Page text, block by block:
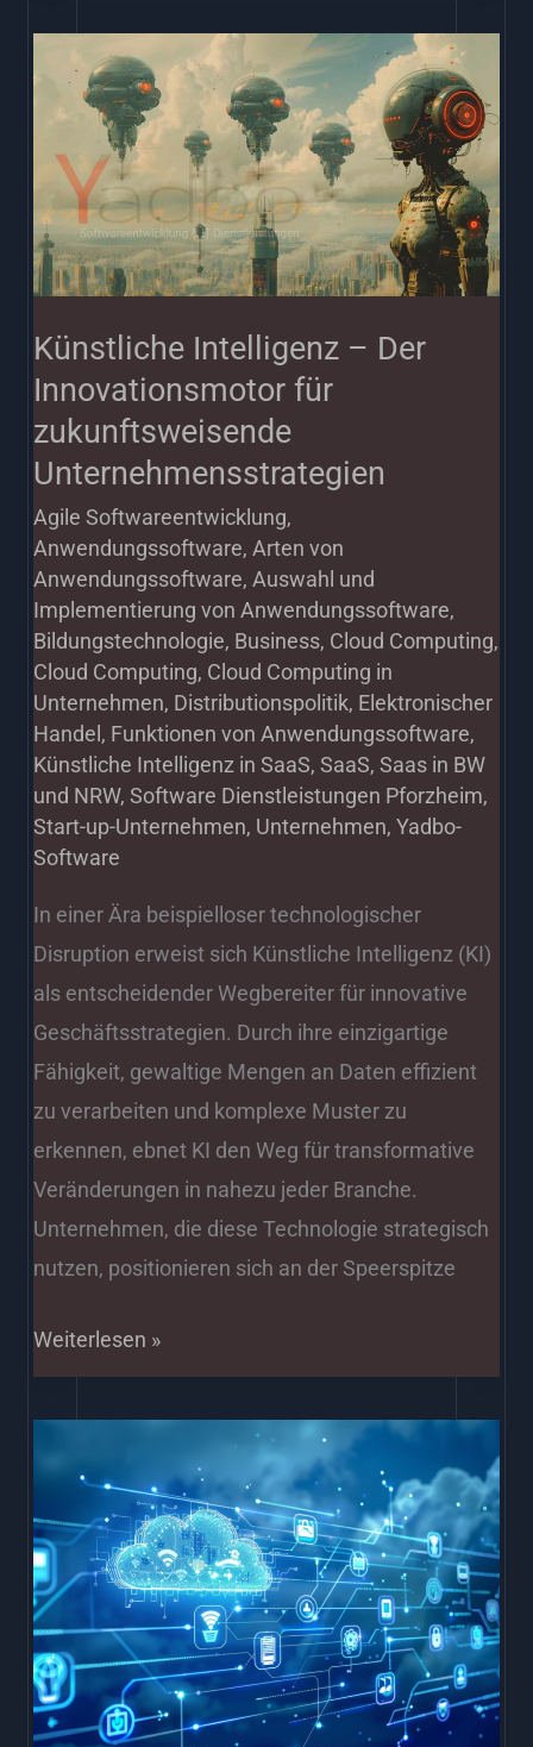
Künstliche Intelligenz – Der
Innovationsmotor für
zukunftsweisende
Unternehmensstrategien
Agile Softwareentwicklung,
Anwendungssoftware,Arten von
Anwendungssoftware,Auswahl und
Implementierung von Anwendungssoftware,
Bildungstechnologie, Business, Cloud Computing,
Cloud Computing, Cloud Computing in
Unternehmen, Distributionspolitik, Elektronischer
Handel, Funktionen von Anwendungssoftware,
Künstliche Intelligenz in SaaS,SaaS,Saas in BW
und NRW,Software Dienstleistungen Pforzheim,
Start-up-Unternehmen, Unternehmen,Yadbo-
Software
In einer Ära beispielloser technologischer
Disruption erweist sich Künstliche Intelligenz (KI)
als entscheidender Wegbereiter für innovative
Geschäftsstrategien. Durch ihre einzigartige
Fähigkeit, gewaltige Mengen an Daten effizient
zu verarbeiten und komplexe Muster zu
erkennen, ebnet KI den Weg für transformative
Veränderungen in nahezu jeder Branche.
Unternehmen, die diese Technologie strategisch
nutzen, positionieren sich an der Speerspitze
Künstliche
Intelligenz
Der
Innovationsmotor
für
zukunftsweisende
Weiterlesen »
Sie
Cloud-
Design-
Muster:
7
Best
Praktiken